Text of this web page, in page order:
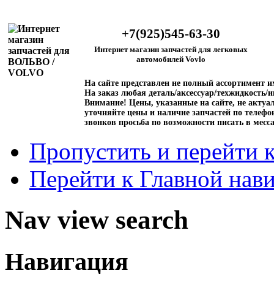
+7(925)545-63-30
Интернет магазин запчастей для легковых
автомобилей Vovlo
На сайте представлен не полный ассортимент
На заказ любая деталь/аксессуар/техжидкость/
Внимание! Цены, указанные на сайте, не
уточняйте цены и наличие запчастей по
звонков просьба по возможности писать в
Пропустить и перейти
Перейти к Главной
Nav view search
Навигация